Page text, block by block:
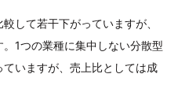
して若干下がっていますが、
1つの業種に集中しない分散型
いますが、売上比としては成